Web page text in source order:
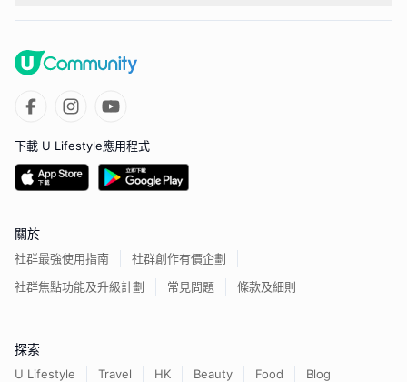
下載 U Lifestyle應用程式
關於
社群最強使用指南
社群創作有價企劃
社群焦點功能及升級計劃
常見問題 條款及細則
探索
U Lifestyle Travel HK Beauty Food Blog